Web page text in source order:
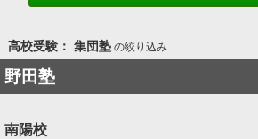
高校受験： 集団塾の絞り込み
野田塾
南陽校